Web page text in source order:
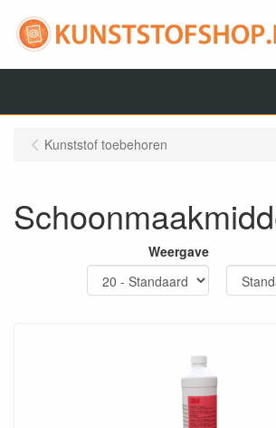
Kunststof toebehoren
Weergave